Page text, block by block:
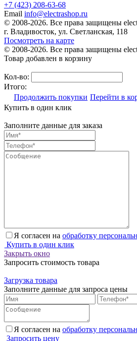
+7 (423) 208-63-68
Email info@electrashop.ru
© 2008-2026. Все права защищены
г. Владивосток, ул. Светланская, 118
Посмотреть на карте
© 2008-2026. Все права защищены
Товар добавлен в корзину
Кол-во:
Итого:
Продолжить покупки Перейти в
Купить в один клик
Заполните данные для заказа
Я согласен на обработку
Купить в один клик
Закрыть окно
Запросить стоимость товара
Загрузка товара
Заполните данные для запроса цены
Я согласен на обработку
Запросить цену